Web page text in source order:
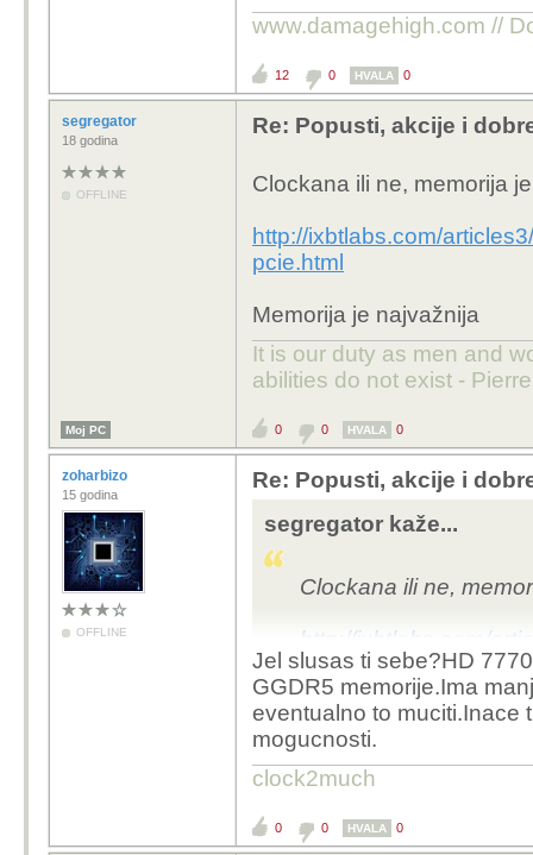
www.damagehigh.com //
12 0 HVALA 0
segregator
18 godina
OFFLINE
Re: Popusti, akcije i
Clockana ili ne, memorija
http://ixbtlabs.com/
pcie.html
Memorija je najvažnija
It is our duty as men and
abilities do not exist -
Moj PC 0 0 HVALA 0
zoharbizo
15 godina
OFFLINE
Re: Popusti, akcije i
segregator kaže...
Clockana ili ne,
http://ixbtlabs.com/
1920-pcie.html
Memorija je najvažnija
Jel slusas ti sebe?HD
GGDR5 memorije.Ima
eventualno to muciti.Inace
mogucnosti.
clock2much
0 0 HVALA 0